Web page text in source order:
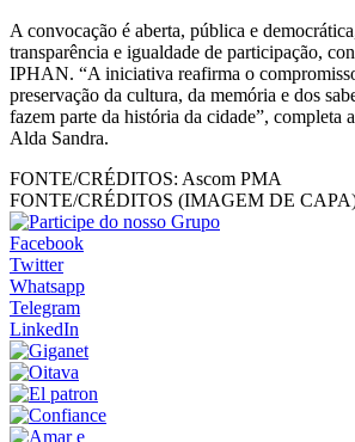
A convocação é aberta, pública e
transparência e igualdade de participação,
IPHAN. “A iniciativa reafirma o
preservação da cultura, da memória e dos
fazem parte da história da cidade”, completa
Alda Sandra.
FONTE/CRÉDITOS: Ascom PMA
FONTE/CRÉDITOS (IMAGEM DE
Facebook
Twitter
Whatsapp
Telegram
LinkedIn